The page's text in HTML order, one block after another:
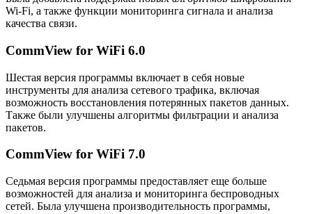
Wi-Fi, а также функции мониторинга сигнала и анализа
качества связи.
CommView for WiFi 6.0
Шестая версия программы включает в себя новые
инструменты для анализа сетевого трафика, включая
возможность восстановления потерянных пакетов данных.
Также были улучшены алгоритмы фильтрации и анализа
пакетов.
CommView for WiFi 7.0
Седьмая версия программы предоставляет еще больше
возможностей для анализа и мониторинга беспроводных
сетей. Была улучшена производительность программы,